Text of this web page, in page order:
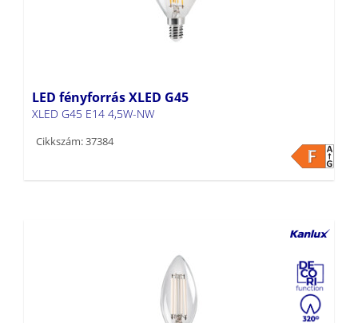
LED fényforrás XLED G45
XLED G45 E14 4,5W-NW
Cikkszám: 37384